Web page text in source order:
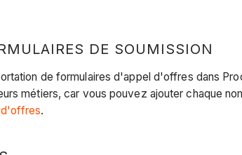
DE SOUMISSION
de formulaires d'appel d'offres dans
métiers, car vous pouvez ajouter chaque
d'offres.